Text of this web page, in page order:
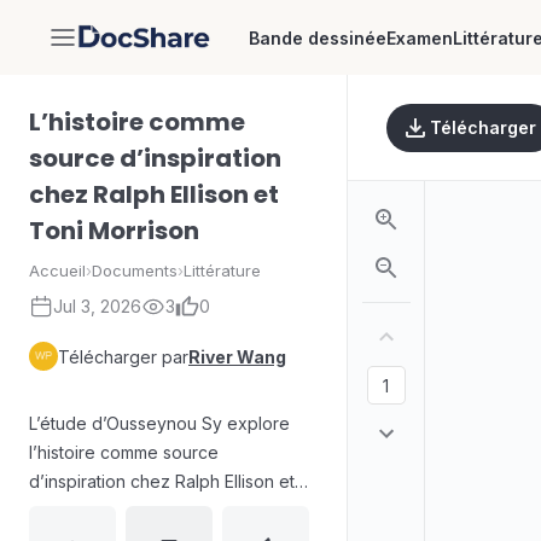
DocShare Bande dessinéeExamenLittérature
L’histoire comme
source d’inspiration
chez Ralph Ellison et
Toni Morrison
Accueil›Documents›Littérature
Jul 3, 2026 3 0
Télécharger parRiver Wang
L’étude d’Ousseynou Sy explore
l’histoire comme source
d’inspiration chez Ralph Ellison et
Télécharger